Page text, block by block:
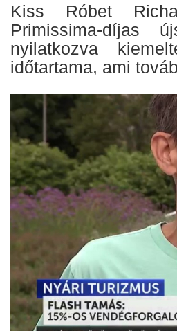
Kiss Róbet
Primissima-díjas
nyilatkozva
időtartama, ami